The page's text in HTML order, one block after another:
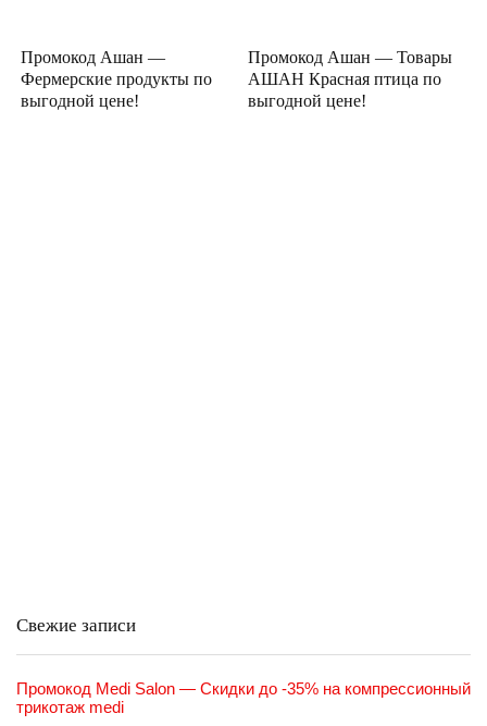
Промокод Ашан —
Фермерские продукты по
выгодной цене!
Промокод Ашан — Товары
АШАН Красная птица по
выгодной цене!
Свежие записи
Промокод Medi Salon — Скидки до -35% на компрессионный
трикотаж medi